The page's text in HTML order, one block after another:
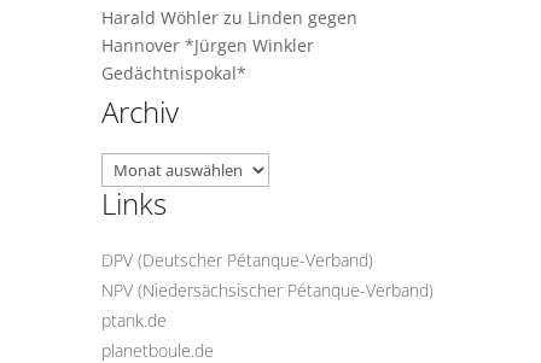
Harald Wöhler zu Linden gegen
Hannover *Jürgen Winkler
Gedächtnispokal*
Archiv
Archiv
Links
DPV (Deutscher Pétanque-Verband)
NPV (Niedersächsischer Pétanque-Verband)
ptank.de
planetboule.de